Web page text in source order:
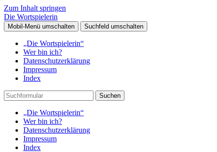
Zum Inhalt springen
Die Wortspielerin
Mobil-Menü umschalten Suchfeld umschalten
„Die Wortspielerin“
Wer bin ich?
Datenschutzerklärung
Impressum
Index
Suchen
„Die Wortspielerin“
Wer bin ich?
Datenschutzerklärung
Impressum
Index